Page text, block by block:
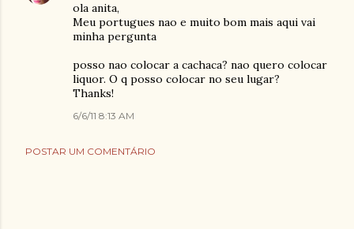
ola anita,
Meu portugues nao e muito bom mais aqui vai
minha pergunta
posso nao colocar a cachaca? nao quero colocar
liquor. O q posso colocar no seu lugar?
Thanks!
6/6/11 8:13 AM
POSTAR UM COMENTÁRIO